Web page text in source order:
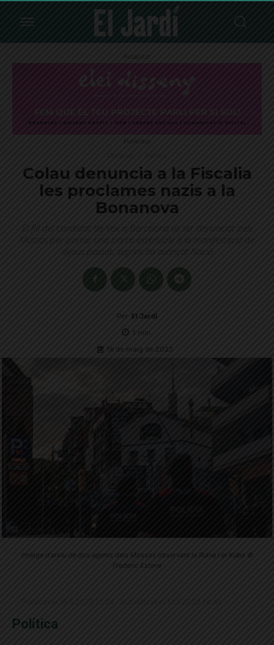
Publicitat
Publicitat
Colau denuncia a la Fiscalia
les proclames nazis a la
Bonanova
El fill del candidat de Vox a Barcelona va ser denunciat pels
Mossos per portar una porra extensible a la manifestació de
dijous passat, segons ha avançat Nació
Per El Jardí
1 min.
16 de maig de 2023
Imatge d'arxiu de dos agents dels Mossos observant la Ruïna i el Kubo ©
Frederic Esteve
Política